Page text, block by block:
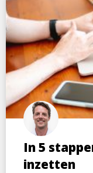
In 5
inzetten